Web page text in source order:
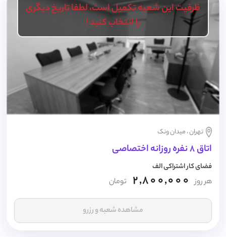
ظرفیت این شعبه تکمیل است، لطفا تاریخ دیگری
را انتخاب کنید !
تهران ، میدان ونک
اتاق 8 نفره روزانه اختصاصی
فضای کار اشتراکی الف
هر روز 2,800,000 تومان
مشاهده شعبه و رزرو